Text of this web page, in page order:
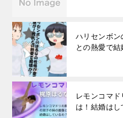
ハリセンボン
との熱愛で結
レモンコマド
は！結婚はし